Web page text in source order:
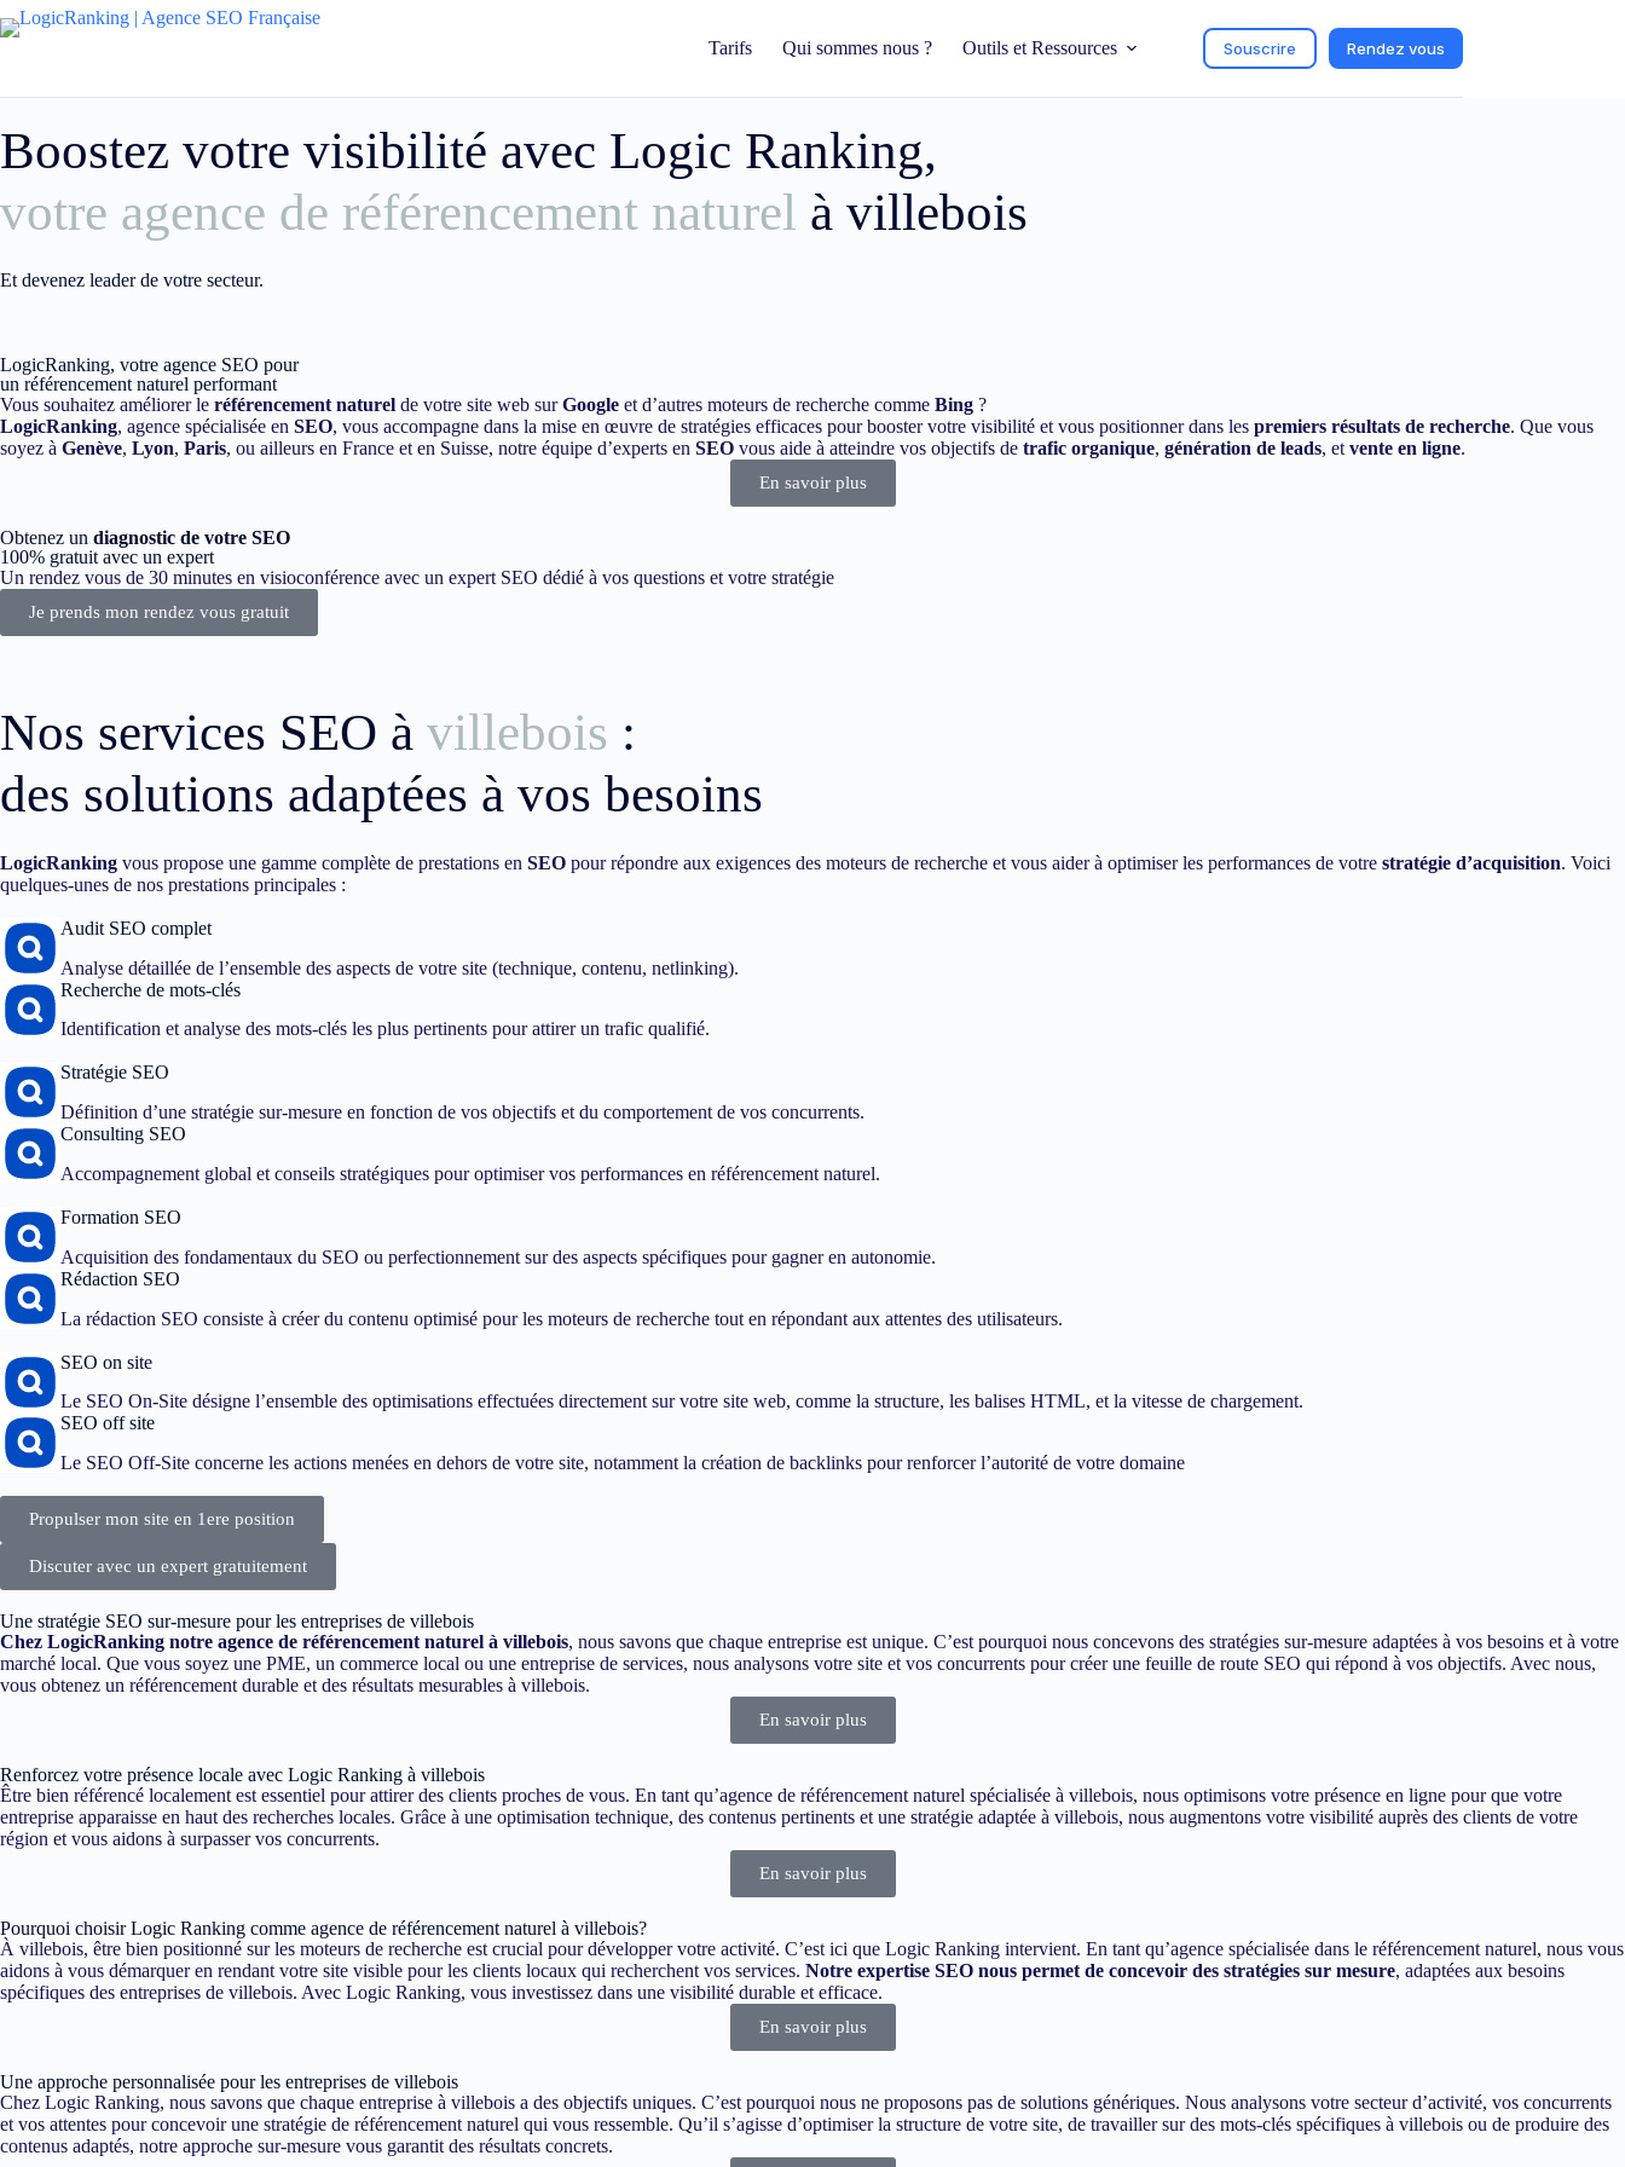
Tarifs Qui sommes nous ? Outils et Ressources Souscrire Rendez vous
Boostez votre visibilité avec Logic Ranking,
votre agence de référencement naturel à villebois
Et devenez leader de votre secteur.
LogicRanking, votre agence SEO pour
un référencement naturel performant
Vous souhaitez améliorer le référencement naturel de votre site web surGoogle et d’autres moteurs de recherche comme Bing ?
LogicRanking, agence spécialisée en SEO, vous accompagne dans la mise en œuvre de stratégies efficaces pour booster votre visibilité et vous positionner dans les premiers résultats de recherche. Que vous
soyez à Genève, Lyon, Paris, ou ailleurs en France et en Suisse, notre équipe d’experts en SEO vous aide à atteindre vos objectifs de trafic organique, génération de leads, et vente en ligne.
En savoir plus
Obtenez un diagnostic de votre SEO
100% gratuit avec un expert
Un rendez vous de 30 minutes en visioconférence avec un expert SEO dédié à vos questions et votre stratégie
Je prends mon rendez vous gratuit
Nos services SEO à villebois :
des solutions adaptées à vos besoins
LogicRanking vous propose une gamme complète de prestations en SEO pour répondre aux exigences des moteurs de recherche et vous aider à optimiser les performances de votre stratégie d’acquisition. Voici
quelques-unes de nos prestations principales :
Audit SEO complet
Analyse détaillée de l’ensemble des aspects de votre site (technique, contenu, netlinking).
Recherche de mots-clés
Identification et analyse des mots-clés les plus pertinents pour attirer un trafic qualifié.
Stratégie SEO
Définition d’une stratégie sur-mesure en fonction de vos objectifs et du comportement de vos concurrents.
Consulting SEO
Accompagnement global et conseils stratégiques pour optimiser vos performances en référencement naturel.
Formation SEO
Acquisition des fondamentaux du SEO ou perfectionnement sur des aspects spécifiques pour gagner en autonomie.
Rédaction SEO
La rédaction SEO consiste à créer du contenu optimisé pour les moteurs de recherche tout en répondant aux attentes des utilisateurs.
SEO on site
Le SEO On-Site désigne l’ensemble des optimisations effectuées directement sur votre site web, comme la structure, les balises HTML, et la vitesse de chargement.
SEO off site
Le SEO Off-Site concerne les actions menées en dehors de votre site, notamment la création de backlinks pour renforcer l’autorité de votre domaine
Propulser mon site en 1ere position
Discuter avec un expert gratuitement
Une stratégie SEO sur-mesure pour les entreprises de villebois
Chez LogicRanking notre agence de référencement naturel à villebois, nous savons que chaque entreprise est unique. C’est pourquoi nous concevons des stratégies sur-mesure adaptées à vos besoins et à votre
marché local. Que vous soyez une PME, un commerce local ou une entreprise de services, nous analysons votre site et vos concurrents pour créer une feuille de route SEO qui répond à vos objectifs. Avec nous,
vous obtenez un référencement durable et des résultats mesurables à villebois.
En savoir plus
Renforcez votre présence locale avec Logic Ranking à villebois
Être bien référencé localement est essentiel pour attirer des clients proches de vous. En tant qu’agence de référencement naturel spécialisée à villebois, nous optimisons votre présence en ligne pour que votre
entreprise apparaisse en haut des recherches locales. Grâce à une optimisation technique, des contenus pertinents et une stratégie adaptée à villebois, nous augmentons votre visibilité auprès des clients de votre
région et vous aidons à surpasser vos concurrents.
En savoir plus
Pourquoi choisir Logic Ranking comme agence de référencement naturel à villebois?
À villebois, être bien positionné sur les moteurs de recherche est crucial pour développer votre activité. C’est ici que Logic Ranking intervient. En tant qu’agence spécialisée dans le référencement naturel, nous vous
aidons à vous démarquer en rendant votre site visible pour les clients locaux qui recherchent vos services. Notre expertise SEO nous permet de concevoir des stratégies sur mesure, adaptées aux besoins
spécifiques des entreprises de villebois. Avec Logic Ranking, vous investissez dans une visibilité durable et efficace.
En savoir plus
Une approche personnalisée pour les entreprises de villebois
Chez Logic Ranking, nous savons que chaque entreprise à villebois a des objectifs uniques. C’est pourquoi nous ne proposons pas de solutions génériques. Nous analysons votre secteur d’activité, vos concurrents
et vos attentes pour concevoir une stratégie de référencement naturel qui vous ressemble. Qu’il s’agisse d’optimiser la structure de votre site, de travailler sur des mots-clés spécifiques à villebois ou de produire des
contenus adaptés, notre approche sur-mesure vous garantit des résultats concrets.